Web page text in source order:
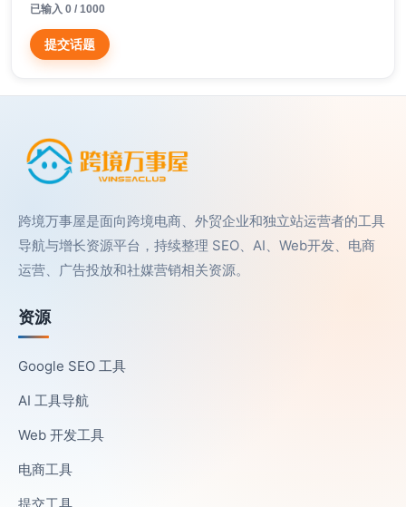
已输入 0 / 1000
提交话题
跨境万事屋是面向跨境电商、外贸企业和独立站运营者的工具
导航与增长资源平台，持续整理 SEO、AI、Web开发、电商
运营、广告投放和社媒营销相关资源。
资源
Google SEO 工具
AI 工具导航
Web 开发工具
电商工具